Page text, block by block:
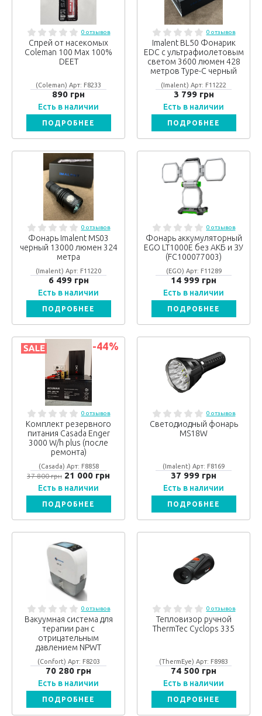
0 отзывов
Спрей от насекомых
Coleman 100 Max 100%
DEET
(Coleman) Арт: F8233
890 грн
Есть в наличии
ПОДРОБНЕЕ
0 отзывов
Imalent BL50 Фонарик
EDC с ультрафиолетовым
светом 3600 люмен 428
метров Type-C черный
(Imalent) Арт: F11222
3 799 грн
Есть в наличии
ПОДРОБНЕЕ
0 отзывов
Фонарь Imalent MS03
черный 13000 люмен 324
метра
(Imalent) Арт: F11220
6 499 грн
Есть в наличии
ПОДРОБНЕЕ
0 отзывов
Фонарь аккумуляторный
EGO LT1000E без АКБ и ЗУ
(FC100077003)
(EGO) Арт: F11289
14 999 грн
Есть в наличии
ПОДРОБНЕЕ
-44%
0 отзывов
Комплект резервного
питания Casada Enger
3000 W/h plus (после
ремонта)
(Casada) Арт: F8858
37 800 грн 21 000 грн
Есть в наличии
ПОДРОБНЕЕ
0 отзывов
Светодиодный фонарь
MS18W
(Imalent) Арт: F8169
37 999 грн
Есть в наличии
ПОДРОБНЕЕ
0 отзывов
Вакуумная система для
терапии ран с
отрицательным
давлением NPWT
(Confort) Арт: F8203
70 280 грн
Есть в наличии
ПОДРОБНЕЕ
0 отзывов
Тепловизор ручной
ThermTec Cyclops 335
(ThermEye) Арт: F8983
74 500 грн
Есть в наличии
ПОДРОБНЕЕ